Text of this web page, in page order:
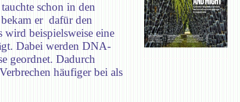
schon in den
er dafür den
beispielsweise eine
Dabei werden DNA-
geordnet. Dadurch
häufiger bei als